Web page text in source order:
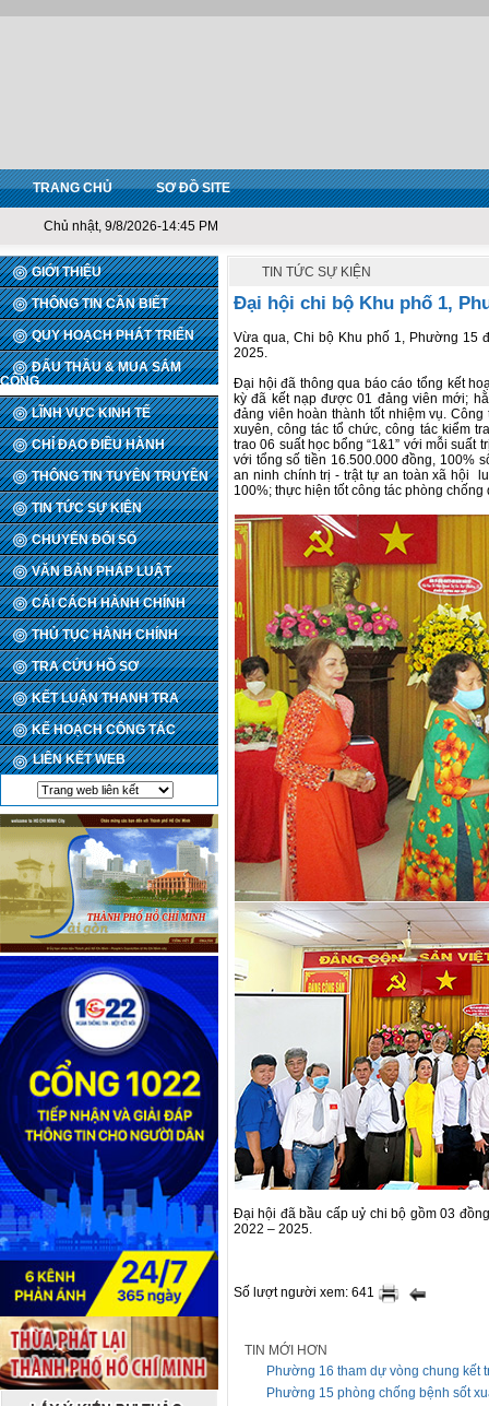
TRANG CHỦ SƠ ĐỒ SITE
Chủ nhật, 9/8/2026-14:45 PM
GIỚI THIỆU
THÔNG TIN CẦN BIẾT
QUY HOẠCH PHÁT TRIỂN
ĐẤU THẦU & MUA SẮM
CÔNG
LĨNH VỰC KINH TẾ
CHỈ ĐẠO ĐIỀU HÀNH
THÔNG TIN TUYÊN TRUYỀN
TIN TỨC SỰ KIỆN
CHUYỂN ĐỔI SỐ
VĂN BẢN PHÁP LUẬT
CẢI CÁCH HÀNH CHÍNH
THỦ TỤC HÀNH CHÍNH
TRA CỨU HỒ SƠ
KẾT LUẬN THANH TRA
KẾ HOẠCH CÔNG TÁC
LIÊN KẾT WEB
TIN TỨC SỰ KIỆN
Đại hội chi bộ Khu phố 1,
Vừa qua, Chi bộ Khu phố 1, Phường 15
2025.
Đại hội đã thông qua báo cáo tổng kết
kỳ đã kết nạp được 01 đảng viên mới;
đảng viên hoàn thành tốt nhiệm vụ.
xuyên, công tác tổ chức, công tác kiểm
trao 06 suất học bổng “1&1” với mỗi suất
với tổng số tiền 16.500.000 đồng, 100%
an ninh chính trị - trật tự an toàn xã hội
100%; thực hiện tốt công tác phòng
Đại hội đã bầu cấp uỷ chi bộ gồm 03
2022 – 2025.
Số lượt người xem: 641
TIN MỚI HƠN
Phường 16 tham dự vòng chung kết
Phường 15 phòng chống bệnh sốt